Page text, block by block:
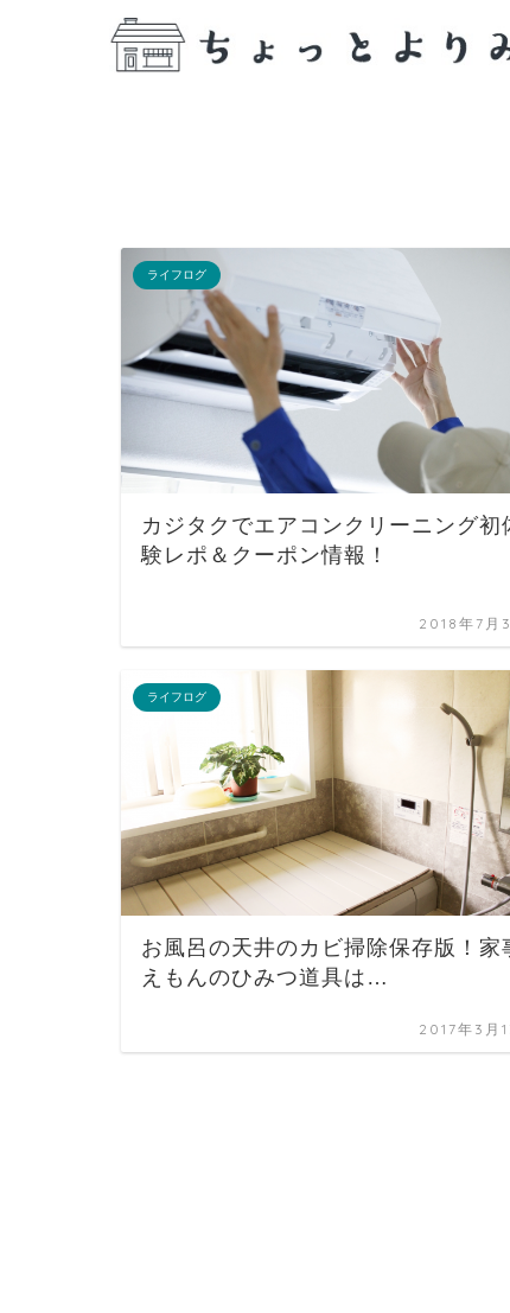
ライフログ
カジタクでエアコンクリーニング初
験レポ＆クーポン情報！
2018年7月
ライフログ
お風呂の天井のカビ掃除保存版！家
えもんのひみつ道具は…
2017年3月